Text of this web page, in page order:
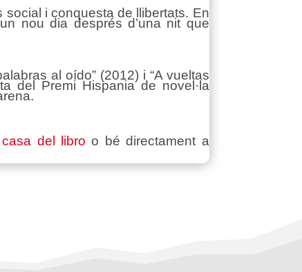
social i conquesta de llibertats. En
nou dia després d’una nit que
al oído” (2012) i “A vueltas
del Premi Hispania de novel·la
casa del libro o bé directament a